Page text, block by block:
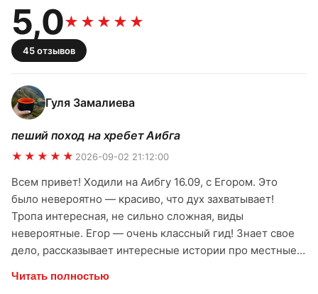
5,0★★★★★
45отзывов
Гуля Замалиева
пеший поход на хребет Аибга
★★★★★ 2026-09-02 21:12:00
Всем привет! Ходили на Аибгу 16.09, с Егором. Это
было невероятно — красиво, что дух захватывает!
Тропа интересная, не сильно сложная, виды
невероятные. Егор — очень классный гид! Знает свое
дело, рассказывает интересные истории про местные
Чувствуется, что человек любит свою работу и горы.
Читать полностью